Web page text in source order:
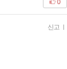
0
신고 |